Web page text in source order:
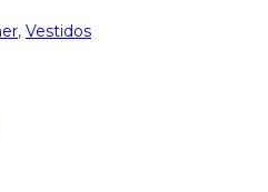
, Vestidos